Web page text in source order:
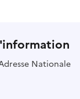
Nationale